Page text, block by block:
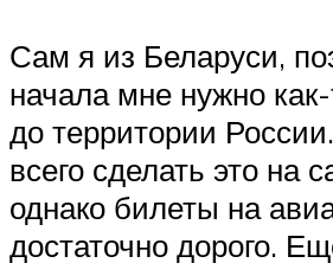
Сам я из Беларуси,
начала мне нужно
до территории
всего сделать это на
однако билеты на
достаточно дорого.